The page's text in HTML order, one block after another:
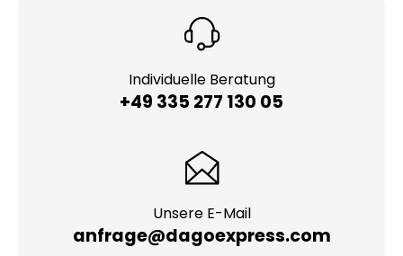
Individuelle Beratung
+49 335 277 130 05
Unsere E-Mail
anfrage@dagoexpress.com